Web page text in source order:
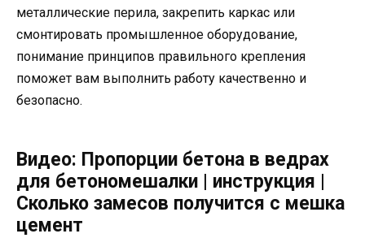
металлические перила, закрепить каркас или
смонтировать промышленное оборудование,
понимание принципов правильного крепления
поможет вам выполнить работу качественно и
безопасно.
Видео: Пропорции бетона в ведрах
для бетономешалки | инструкция |
Сколько замесов получится с мешка
цемент